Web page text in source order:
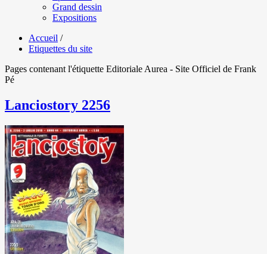
Grand dessin
Expositions
Accueil /
Etiquettes du site
Pages contenant l'étiquette Editoriale Aurea - Site Officiel de Frank
Pé
Lanciostory 2256